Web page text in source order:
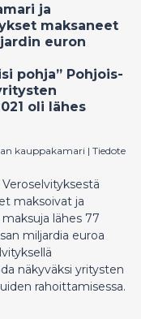
ja
maksaneet
euron
pohja” Pohjois-
oli lähes
kauppakamari | Tiedote
maksoivat ja
lähes 77
miljardia euroa
näkyväksi yritysten
rahoittamisessa.